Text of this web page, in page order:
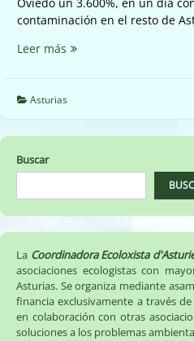
contaminación en el resto de
Leer más Otra
se
dispara
un
3.600%
en
Oviedo
(11/09/17)
Asturias
Buscar
La Coordinadora Ecoloxista
asociaciones ecologistas con
Asturias. Se organiza mediante
financia exclusivamente a través
en colaboración con otras
soluciones a los problemas